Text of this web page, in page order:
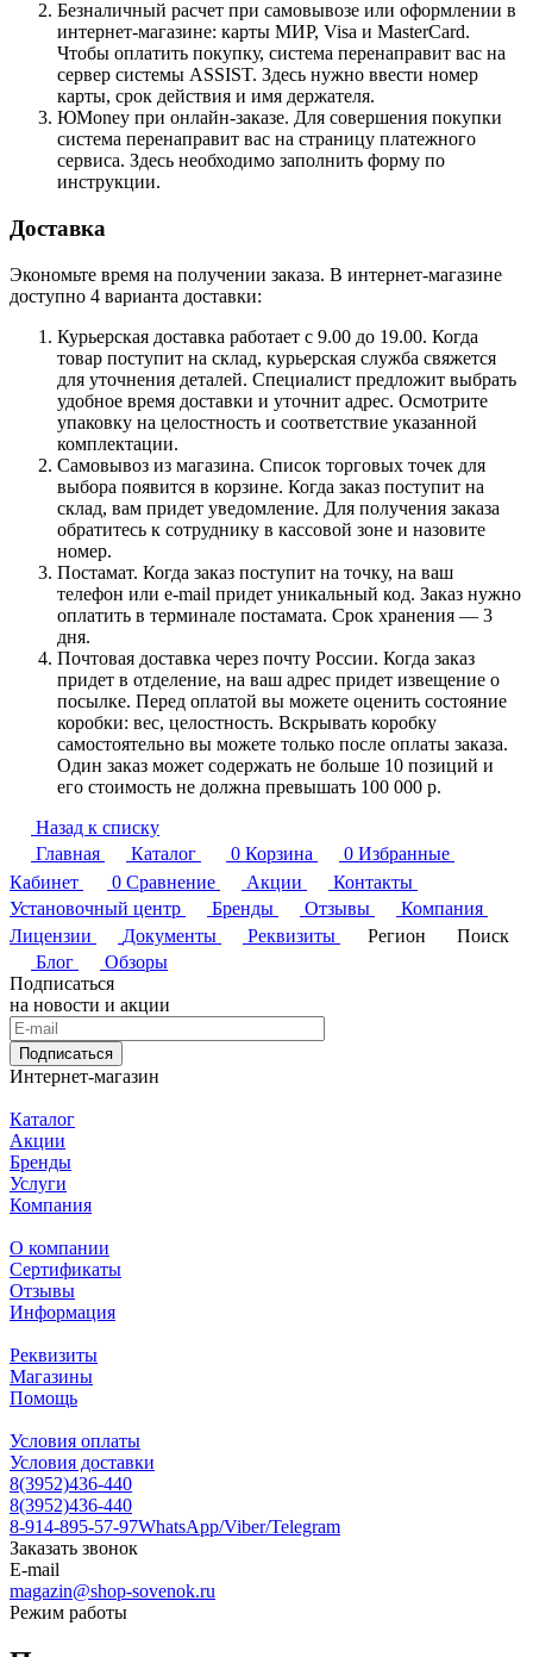
Безналичный расчет при самовывозе или оформлении в
интернет-магазине: карты МИР, Visa и MasterCard.
Чтобы оплатить покупку, система перенаправит вас на
сервер системы ASSIST. Здесь нужно ввести номер
карты, срок действия и имя держателя.
ЮMoney при онлайн-заказе. Для совершения покупки
система перенаправит вас на страницу платежного
сервиса. Здесь необходимо заполнить форму по
инструкции.
Доставка
Экономьте время на получении заказа. В интернет-магазине
доступно 4 варианта доставки:
Курьерская доставка работает с 9.00 до 19.00. Когда
товар поступит на склад, курьерская служба свяжется
для уточнения деталей. Специалист предложит выбрать
удобное время доставки и уточнит адрес. Осмотрите
упаковку на целостность и соответствие указанной
комплектации.
Самовывоз из магазина. Список торговых точек для
выбора появится в корзине. Когда заказ поступит на
склад, вам придет уведомление. Для получения заказа
обратитесь к сотруднику в кассовой зоне и назовите
номер.
Постамат. Когда заказ поступит на точку, на ваш
телефон или e-mail придет уникальный код. Заказ нужно
оплатить в терминале постамата. Срок хранения — 3
дня.
Почтовая доставка через почту России. Когда заказ
придет в отделение, на ваш адрес придет извещение о
посылке. Перед оплатой вы можете оценить состояние
коробки: вес, целостность. Вскрывать коробку
самостоятельно вы можете только после оплаты заказа.
Один заказ может содержать не больше 10 позиций и
его стоимость не должна превышать 100 000 р.
Назад к списку
Главная
Каталог 0 Корзина 0 Избранные
Кабинет
0 Сравнение Акции
Контакты
Установочный центр
Бренды Отзывы
Компания
Лицензии
Документы Реквизиты Регион
Поиск
Блог
Обзоры
Подписаться
на новости и акции
Подписаться
Интернет-магазин
Каталог
Акции
Бренды
Услуги
Компания
О компании
Сертификаты
Отзывы
Информация
Реквизиты
Магазины
Помощь
Условия оплаты
Условия доставки
8(3952)436-440
8(3952)436-440
8-914-895-57-97WhatsApp/Viber/Telegram
Заказать звонок
E-mail
magazin@shop-sovenok.ru
Режим работы